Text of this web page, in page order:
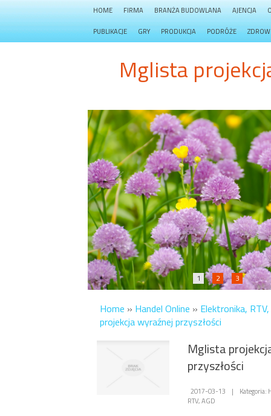
HOME FIRMA BRANŻA BUDOWLANA AJENCJA
PUBLIKACJE GRY PRODUKCJA PODRÓŻE
Mglista
1 2 3
Home » Handel Online » Elektronika,
projekcja wyraźnej przyszłości
Mglista
przyszłości
2017-03-13 |
RTV, AGD